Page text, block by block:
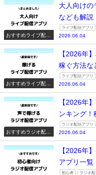
おすすめライブ配信
大人向けの
なども解説
ライブ配信アプリ
2026.06.04
おすすめライブ配信
【2026年
稼ぐ方法な
ライブ配信アプリ
2026.06.04
おすすめラジオ配信
【2026年
ンキング！
ラジオ配信アプリ
2026.06.04
【2026年
アプリ一覧
初心者 ラジオ配